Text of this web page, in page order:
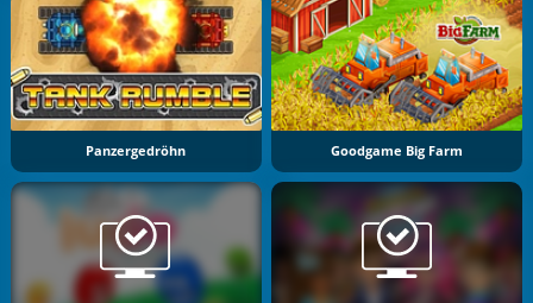
Panzergedröhn Goodgame Big Farm